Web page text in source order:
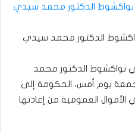
الدكتور محمد سيدي
نواكشوط الدكتور محمد
يوم أمس، الحكومة إلى
العمومية من إعادتها